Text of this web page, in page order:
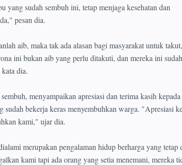
yang sudah sembuh ini, tetap menjaga kesehatan dan
pesan dia.
aib, maka tak ada alasan bagi masyarakat untuk
ini bukan aib yang perlu ditakuti, dan mereka ini
dia.
menyampaikan apresiasi dan terima kasih
sudah bekerja keras menyembuhkan warga. "Apresiasi
kami," ujar dia.
merupakan pengalaman hidup berharga yang tetap
kami tapi ada orang yang setia menemani, mereka